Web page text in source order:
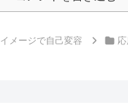
イメージで自己変容